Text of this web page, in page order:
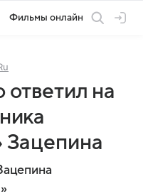
Фильмы онлайн
ответил на
Зацепина